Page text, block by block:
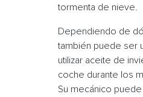
tormenta de nieve.
Dependiendo de
también puede ser
utilizar aceite de
coche durante los
Su mecánico